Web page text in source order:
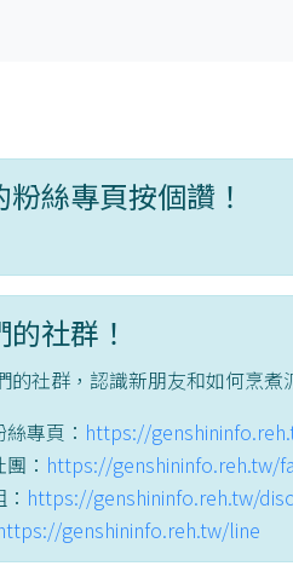
絲專頁按個讚！
社群！
的社群，認識新朋友和如何烹煮
專頁： https://
： https://genshininfo.reh.tw/
https://genshininfo.reh.tw/
genshininfo.reh.tw/line